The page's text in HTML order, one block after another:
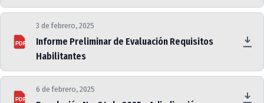
PDF
3 de febrero, 2025
Informe Preliminar de Evaluación Requisitos
Habilitantes
PDF
6 de febrero, 2025